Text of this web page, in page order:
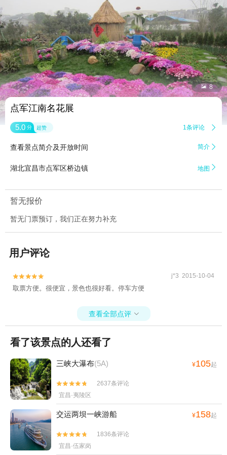
 8
点军江南名花展
5.0 分 超赞 1条评论 
查看景点简介及开放时间 简介 
湖北宜昌市点军区桥边镇 地图 
暂无报价
暂无门票预订，我们正在努力补充
用户评论

 j*3 2015-10-04
取票方便。很便宜，景色也很好看。停车方便
查看全部点评 
看了该景点的人还看了
三峡大瀑布(5A) ¥105起


2637条评论
宜昌·夷陵区
交运两坝一峡游船 ¥158起


1836条评论
宜昌·伍家岗